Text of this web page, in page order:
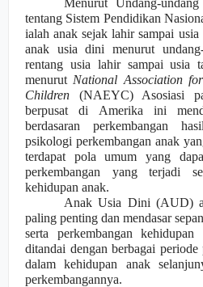
Menurut Undang-
tentang Sistem Pendidikan
ialah anak sejak lahir sampai
anak usia dini menurut
rentang usia lahir sampai usia
menurut National Association
Children (NAEYC) Asosiasi
berpusat di Amerika ini
berdasaran perkembangan
psikologi perkembangan anak
terdapat pola umum yang
perkembangan yang terjadi
kehidupan anak.
Anak Usia Dini (AUD)
paling penting dan mendasar
serta perkembangan
ditandai dengan berbagai
dalam kehidupan anak
perkembangannya.